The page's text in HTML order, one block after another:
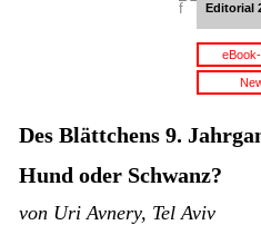
Editorial
Des Blättchens 9.
Hund oder Schwanz?
von Uri Avnery, Tel Aviv